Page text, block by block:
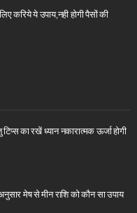
ये उपाय,नही होगी पैसों की
का रखें ध्यान नकारात्मक ऊर्जा होगी
मेष से मीन राशि को कौन सा उपाय